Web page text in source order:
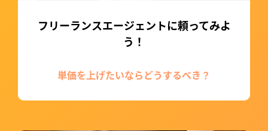
フリーランスエージェントに頼ってみよ
う！
単価を上げたいならどうするべき？